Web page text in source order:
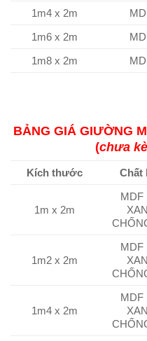
1m4 x 2m
1m6 x 2m
1m8 x 2m
BẢNG GIÁ GIƯỜNG
(chưa
Kích thước Chất
1m x 2m
MDF
1m2 x 2m
MDF
1m4 x 2m
MDF